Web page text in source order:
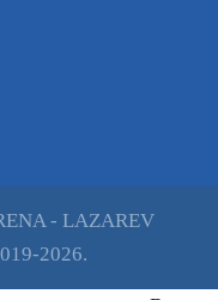
- LAZAREV
2026.